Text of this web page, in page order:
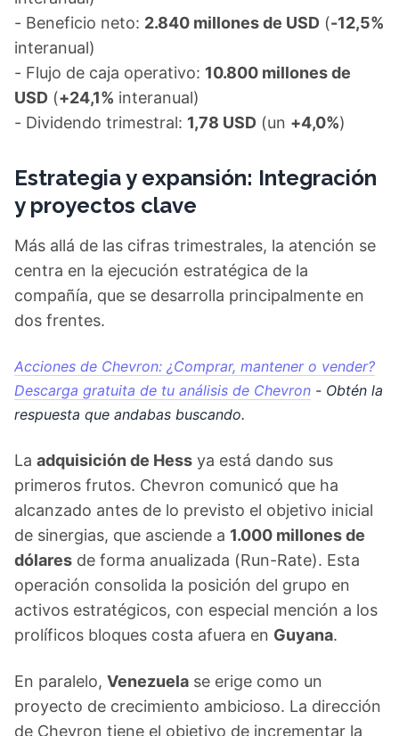
- Beneficio neto: 2.840 millones de USD (-12,5%
interanual)
- Flujo de caja operativo: 10.800 millones de
USD (+24,1% interanual)
- Dividendo trimestral: 1,78 USD (un +4,0%)
Estrategia y expansión: Integración
y proyectos clave
Más allá de las cifras trimestrales, la atención se
centra en la ejecución estratégica de la
compañía, que se desarrolla principalmente en
dos frentes.
Acciones de Chevron: ¿Comprar, mantener o vender?
Descarga gratuita de tu análisis de Chevron - Obtén la
respuesta que andabas buscando.
La adquisición de Hess ya está dando sus
primeros frutos. Chevron comunicó que ha
alcanzado antes de lo previsto el objetivo inicial
de sinergias, que asciende a 1.000 millones de
dólares de forma anualizada (Run-Rate). Esta
operación consolida la posición del grupo en
activos estratégicos, con especial mención a los
prolíficos bloques costa afuera en Guyana.
En paralelo, Venezuela se erige como un
proyecto de crecimiento ambicioso. La dirección
de Chevron tiene el objetivo de incrementar la